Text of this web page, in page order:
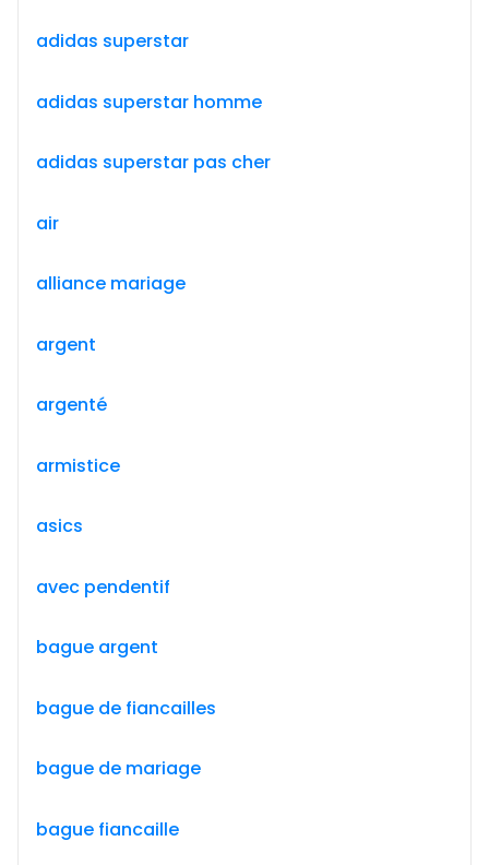
adidas superstar
adidas superstar homme
adidas superstar pas cher
air
alliance mariage
argent
argenté
armistice
asics
avec pendentif
bague argent
bague de fiancailles
bague de mariage
bague fiancaille